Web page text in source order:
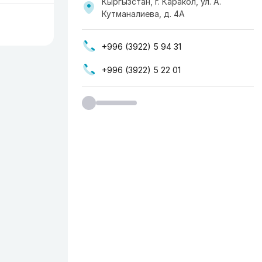
Кутманалиева, д. 4А
+996 (3922) 5 94 31
+996 (3922) 5 22 01